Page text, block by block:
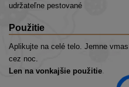
udržateľne pestované
Použitie
Aplikujte na celé telo. Jemne
cez noc.
Len na vonkajšie použitie.